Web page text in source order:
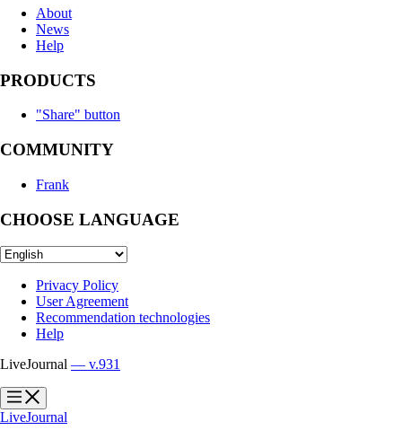
About
News
Help
PRODUCTS
"Share" button
COMMUNITY
Frank
CHOOSE LANGUAGE
Privacy Policy
User Agreement
Recommendation technologies
Help
LiveJournal — v.931
?
?
LiveJournal